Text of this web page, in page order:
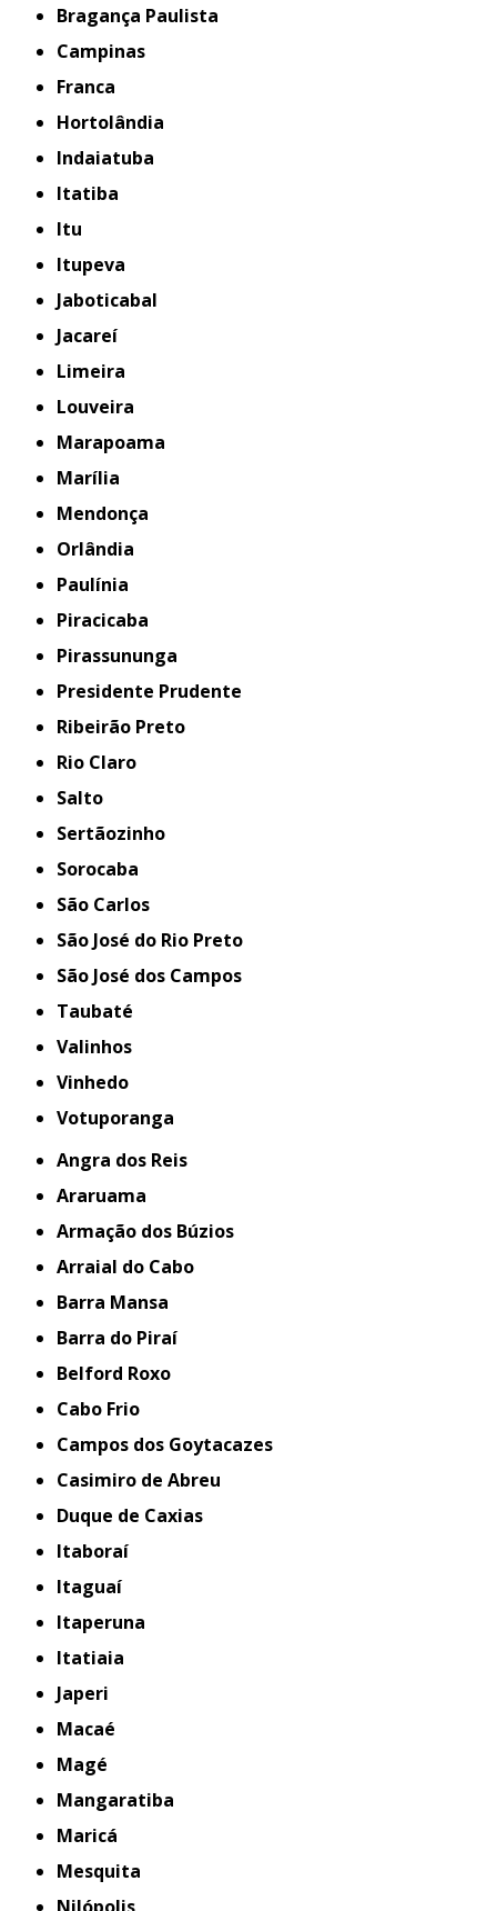
Bragança Paulista
Campinas
Franca
Hortolândia
Indaiatuba
Itatiba
Itu
Itupeva
Jaboticabal
Jacareí
Limeira
Louveira
Marapoama
Marília
Mendonça
Orlândia
Paulínia
Piracicaba
Pirassununga
Presidente Prudente
Ribeirão Preto
Rio Claro
Salto
Sertãozinho
Sorocaba
São Carlos
São José do Rio Preto
São José dos Campos
Taubaté
Valinhos
Vinhedo
Votuporanga
Angra dos Reis
Araruama
Armação dos Búzios
Arraial do Cabo
Barra Mansa
Barra do Piraí
Belford Roxo
Cabo Frio
Campos dos Goytacazes
Casimiro de Abreu
Duque de Caxias
Itaboraí
Itaguaí
Itaperuna
Itatiaia
Japeri
Macaé
Magé
Mangaratiba
Maricá
Mesquita